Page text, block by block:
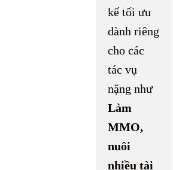
kế tối ưu
dành riêng
cho các
tác vụ
nặng như
Làm
MMO,
nuôi
nhiều tài